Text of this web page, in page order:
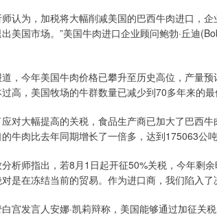
为，加税将大幅削减美国的巴西牛肉进口，企
美国市场。”美国牛肉进口企业顾问鲍勃·丘迪
今年美国牛肉价格已攀升至历史高位，产量预
高，美国牧场的牛群数量已减少到70多年来的最
大幅提高的关税，食品生产商已加大了巴西牛
牛肉比去年同期增长了一倍多，达到175063公
师指出，若8月1日起开征50%关税，今年剩余
是在冻结当前的贸易。作为进口商，我们陷入了
发言人安娜·凯莉辩称，美国能够通过加征关